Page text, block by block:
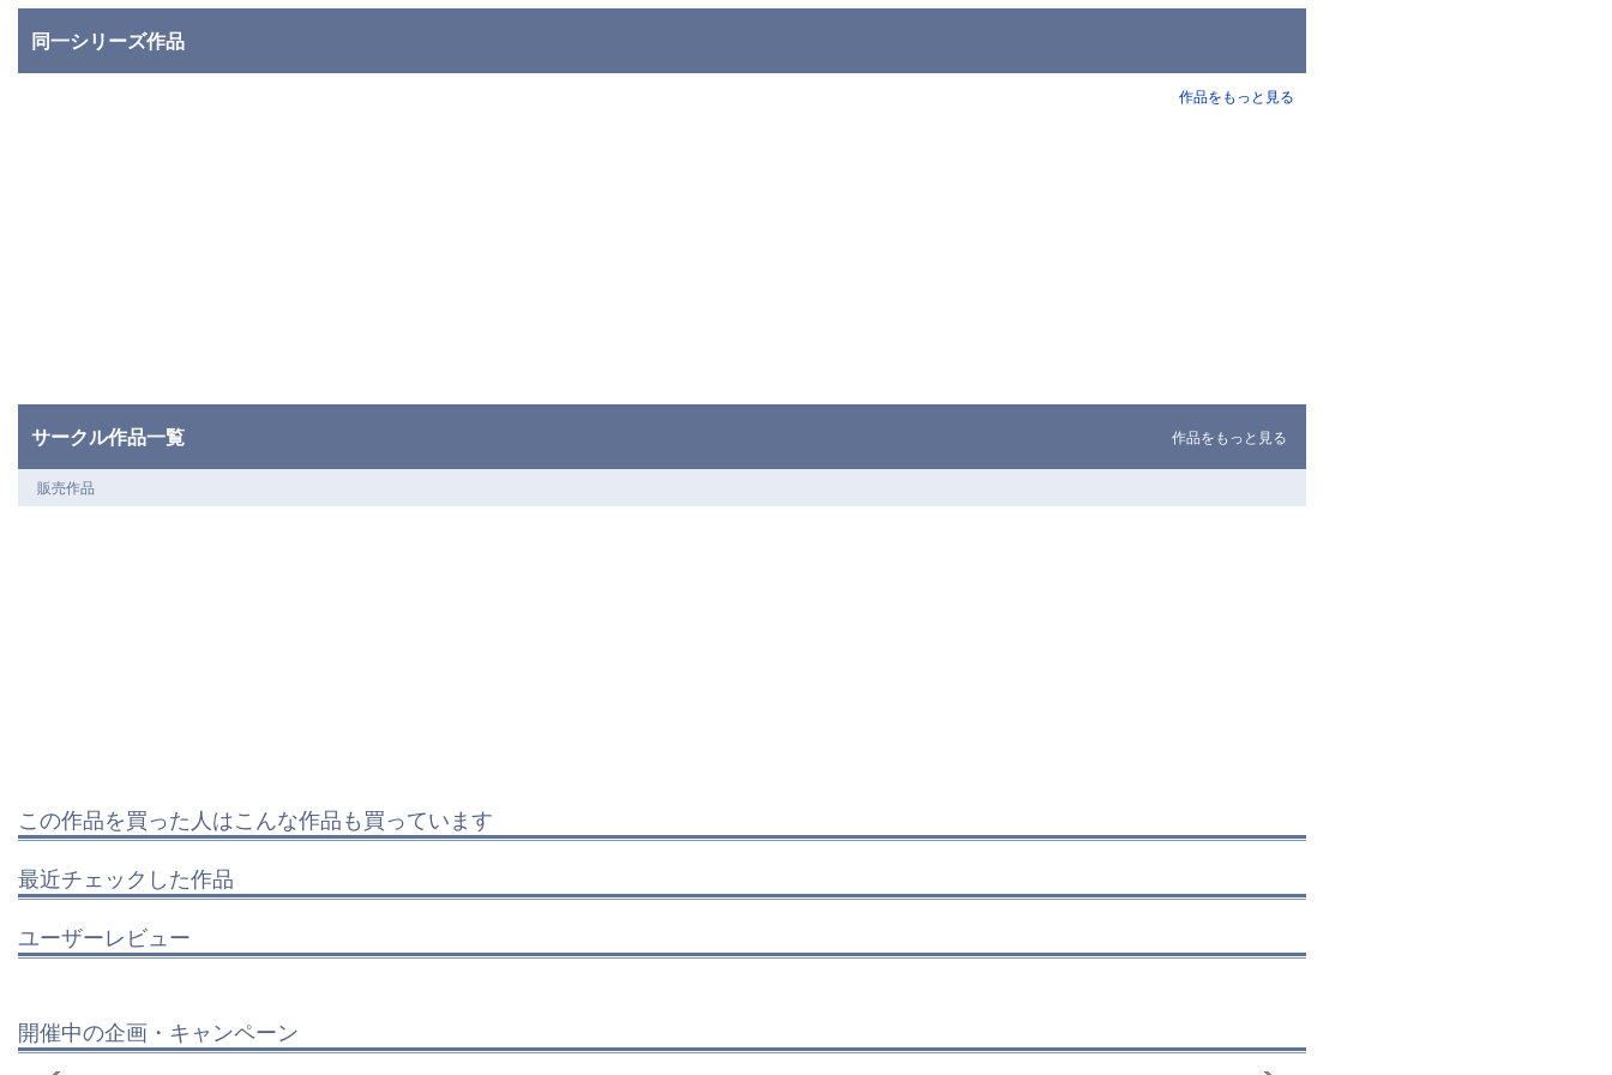
同一シリーズ作品
作品をもっと見る
サークル作品一覧 作品をもっと見る
販売作品
この作品を買った人はこんな作品も買っています
最近チェックした作品
ユーザーレビュー
開催中の企画・キャンペーン